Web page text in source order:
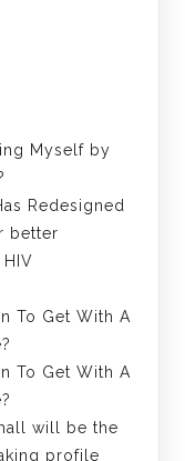
Myself by
Redesigned
better
To Get With A
To Get With A
will be the
profile